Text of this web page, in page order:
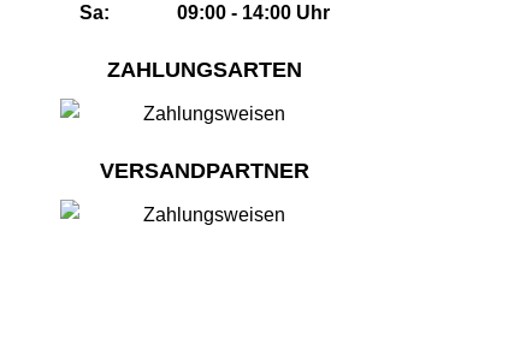
Sa: 09:00 - 14:00 Uhr
ZAHLUNGSARTEN
VERSANDPARTNER